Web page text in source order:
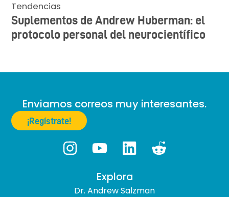
Tendencias
Suplementos de Andrew Huberman: el
protocolo personal del neurocientífico
Enviamos correos muy interesantes.
¡Regístrate!
Explora
Dr. Andrew Salzman